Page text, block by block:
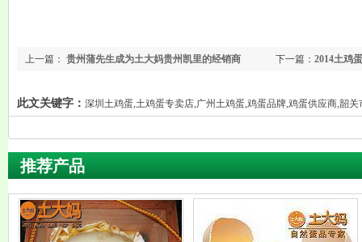
下一篇： 2014土鸡
上一篇： 贵州蒲先生成为土大妈贵州凯里的经销商
此文关键字： 深圳土鸡蛋,土鸡蛋专卖店,广州土鸡蛋,鸡蛋品牌,鸡蛋供应商,韶
推荐产品